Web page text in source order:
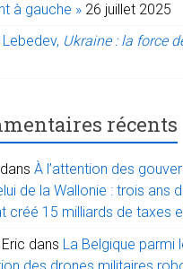
à gauche » 26 juillet 2025
Ukraine : la force
récents
dansÀ l’attention des
de la Wallonie : trois ans
créé 15 milliards de taxes
dans La Belgique